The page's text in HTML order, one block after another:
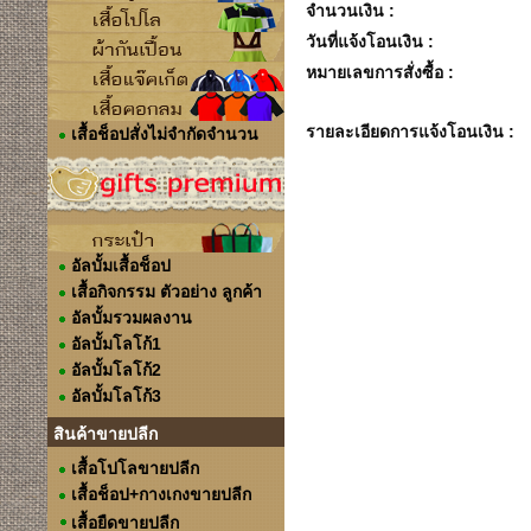
เสื้อช็อปสั่งไม่จำกัดจำนวน
อัลบั้มเสื้อช็อป
เสื้อกิจกรรม ตัวอย่าง ลูกค้า
อัลบั้มรวมผลงาน
อัลบั้มโลโก้1
อัลบั้มโลโก้2
อัลบั้มโลโก้3
สินค้าขายปลีก
เสื้อโปโลขายปลีก
เสื้อช็อป+กางเกงขายปลีก
เสื้อยืดขายปลีก
จำนวนเงิน :
วันที่แจ้งโอนเงิน :
หมายเลขการสั่งซื้อ :
รายละเอียดการแจ้งโอนเงิน :